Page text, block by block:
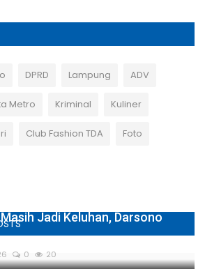
DPRD Lampung ADV
Metro Kriminal Kuliner
Club Fashion TDA Foto
Jadi Keluhan, Darsono
0 20